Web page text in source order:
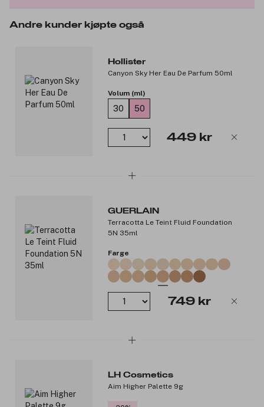
Andre kunder kjøpte også
Hollister
Canyon Sky Her Eau De Parfum 50ml
Volum (ml)
30 50
449 kr
GUERLAIN
Terracotta Le Teint Fluid Foundation
5N 35ml
Farge
749 kr
LH Cosmetics
Aim Higher Palette 9g